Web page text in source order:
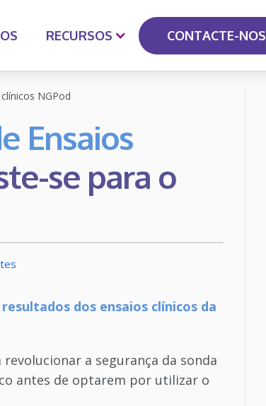
RECURSOS CONTACTE-NOS
NGPod
Ensaios
se para o
dos ensaios clínicos da
a segurança da sonda
antes de optarem por utilizar o